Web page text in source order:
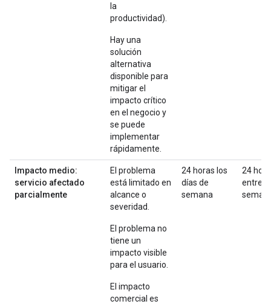
la
productividad).
Hay una
solución
alternativa
disponible para
mitigar el
impacto crítico
en el negocio y
se puede
implementar
rápidamente.
Impacto medio:
servicio afectado
parcialmente
El problema
está limitado en
alcance o
severidad.
El problema no
tiene un
impacto visible
para el usuario.
El impacto
comercial es
24 horas los
días de
semana
24
entre